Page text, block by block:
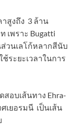
สูงถึง 3 ล้าน
เพราะ Bugatti
วนเลโก้หลากสีนับ
ระยะเวลาในการ
อบเส้นทาง Ehra-
ศเยอรมนี เป็นเส้น